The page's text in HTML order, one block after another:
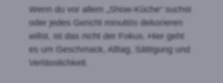
Wenn du vor allem „Show-Küche“ suchst
oder jedes Gericht minutiös dekorieren
willst, ist das nicht der Fokus. Hier geht
es um Geschmack, Alltag, Sättigung und
Verlässlichkeit.